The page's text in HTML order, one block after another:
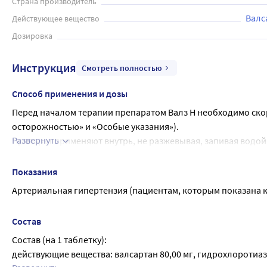
Действующее вещество
Дозировка
Инструкция Смотреть полностью
Способ применения и дозы
Перед началом терапии препаратом Валз Н необходимо
осторожностью» и «Особые указания»).
Препарат применяют внутрь, не разжевывая, запивая
Рекомендуется подбор дозы препарата в зависимости от
вероятности развития выраженного снижения АД и
дозу препарата Валз Н на каждом из этапов подбора
В случаях, когда это приемлемо, у пациентов с
возможен переход на комбинированный препарат Валз Н
титрования доз валсартана и гидрохлоротиазида.
Развернуть
Показания
Артериальная гипертензия (пациентам, которым показана
Состав
Состав (на 1 таблетку):
действующие вещества: валсартан 80,00 мг,